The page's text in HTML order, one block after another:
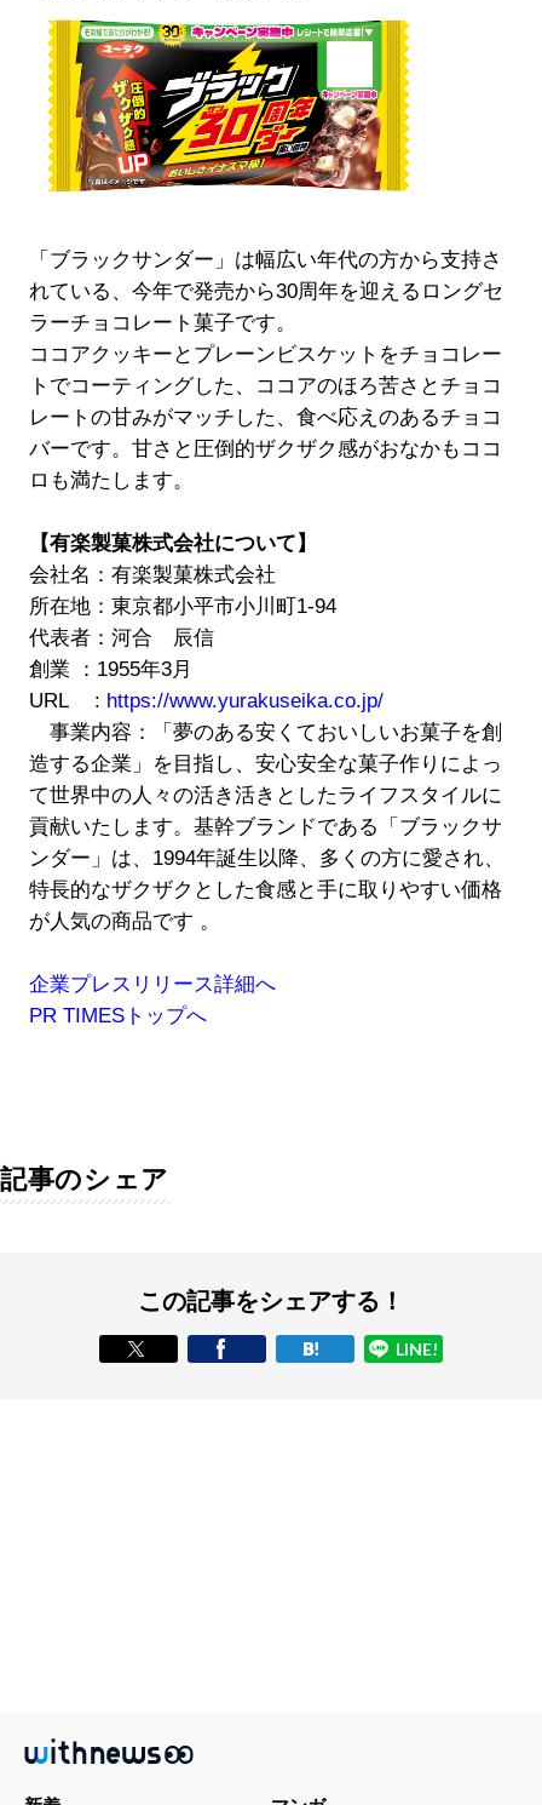
「ブラックサンダー」は幅広い年代の方から支持さ
れている、今年で発売から30周年を迎えるロングセ
ラーチョコレート菓子です。
ココアクッキーとプレーンビスケットをチョコレー
トでコーティングした、ココアのほろ苦さとチョコ
レートの甘みがマッチした、食べ応えのあるチョコ
バーです。甘さと圧倒的ザクザク感がおなかもココ
ロも満たします。
【有楽製菓株式会社について】
会社名：有楽製菓株式会社
所在地：東京都小平市小川町1-94
代表者：河合 辰信
創業 ：1955年3月
URL : https://www.yurakuseika.co.jp/
事業内容：「夢のある安くておいしいお菓子を創
造する企業」を目指し、安心安全な菓子作りによっ
て世界中の人々の活き活きとしたライフスタイルに
貢献いたします。基幹ブランドである「ブラックサ
ンダー」は、1994年誕生以降、多くの方に愛され、
特長的なザクザクとした食感と手に取りやすい価格
が人気の商品です 。
企業プレスリリース詳細へ
PR TIMESトップへ
記事のシェア
この記事をシェアする！
LINE!